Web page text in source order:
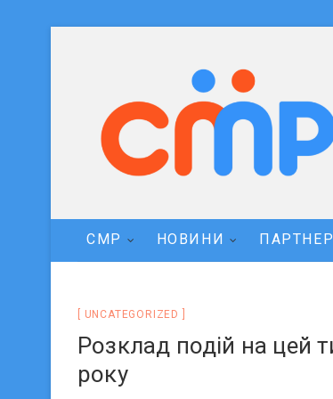
СМР НОВИНИ
UNCATEGORIZED
Розклад подій на цей
року